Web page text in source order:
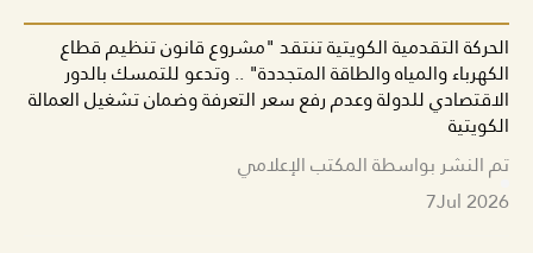
الحركة التقدمية الكويتية تنتقد "مشروع قانون تنظيم قطاع
الكهرباء والمياه والطاقة المتجددة" .. وتدعو للتمسك بالدور
الاقتصادي للدولة وعدم رفع سعر التعرفة وضمان تشغيل العمالة
الكويتية
تم النشر بواسطة المكتب الإعلامي
Jul 2026
7